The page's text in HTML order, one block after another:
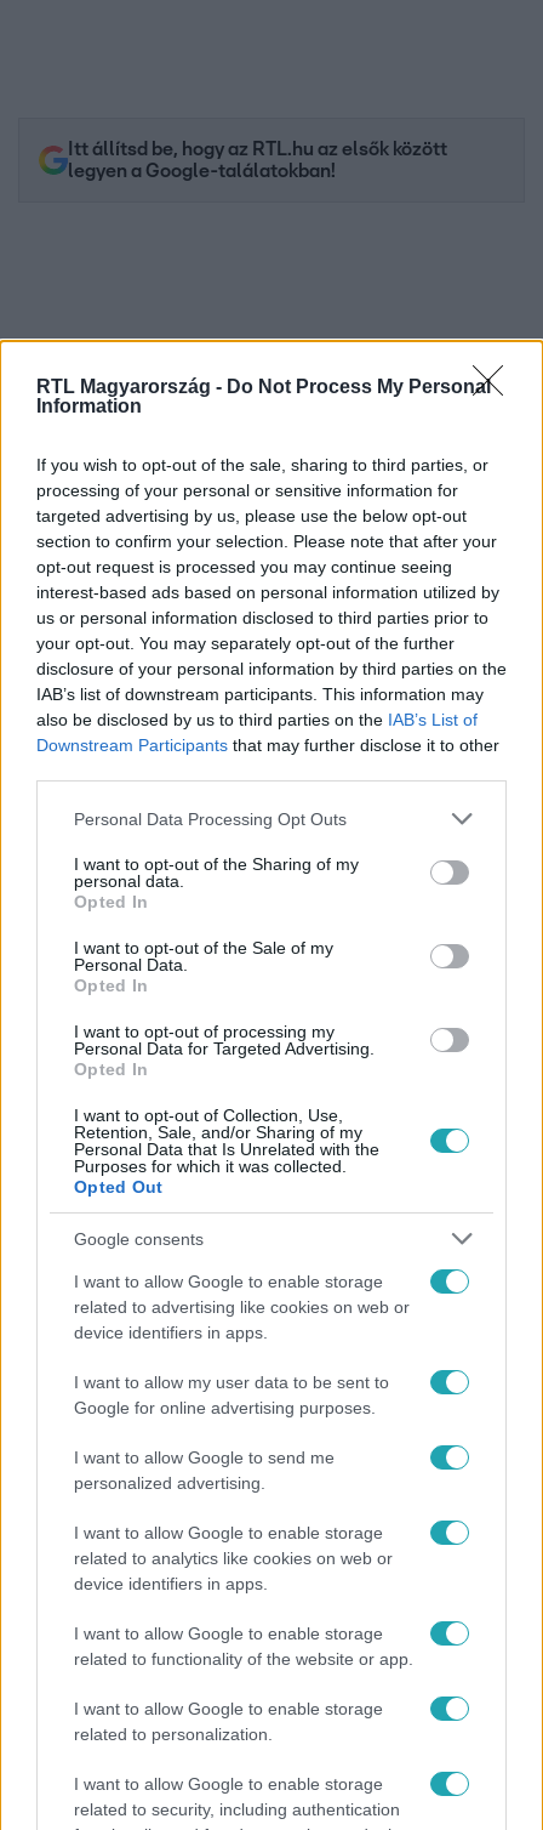
RTL Magyarország - Do Not Process My Personal
Information
If you wish to opt-out of the sale, sharing to third parties, or
processing of your personal or sensitive information for
targeted advertising by us, please use the below opt-out
section to confirm your selection. Please note that after your
opt-out request is processed you may continue seeing
interest-based ads based on personal information utilized by
us or personal information disclosed to third parties prior to
your opt-out. You may separately opt-out of the further
disclosure of your personal information by third parties on the
IAB’s list of downstream participants. This information may
also be disclosed by us to third parties on the IAB’s List of
Downstream Participants that may further disclose it to other
Please note that this website/app uses one or more Google
not limited to your visit or usage behaviour. You may click to
grant or deny consent to Google and its third-party tags to
use your data for below specified purposes in below Google
consent section.
Personal Data Processing Opt Outs
I want to opt-out of the Sharing of my
personal data.
Opted In
I want to opt-out of the Sale of my
Personal Data.
Opted In
I want to opt-out of processing my
Personal Data for Targeted Advertising.
Opted In
I want to opt-out of Collection, Use,
Retention, Sale, and/or Sharing of my
Personal Data that Is Unrelated with the
Purposes for which it was collected.
Opted Out
Google consents
I want to allow Google to enable storage
related to advertising like cookies on web or
device identifiers in apps.
I want to allow my user data to be sent to
Google for online advertising purposes.
I want to allow Google to send me
personalized advertising.
I want to allow Google to enable storage
related to analytics like cookies on web or
device identifiers in apps.
I want to allow Google to enable storage
related to functionality of the website or app.
I want to allow Google to enable storage
related to personalization.
I want to allow Google to enable storage
related to security, including authentication
Itt állítsd be, hogy az RTL.hu az elsők között
legyen a Google-találatokban!
Kövess minket, és értesülj a friss hírekről a
Facebookon is!
Követem
#KÜLFÖLD #LÍBIA #ÁRVÍZ #MENTŐCSAPAT
Népszerű
Veréb Tamás és felesége nagy bejelentést tettek
"Nem beszélek már vele évek óta" - Édesapja
kitagadta Nagy Zsoltot